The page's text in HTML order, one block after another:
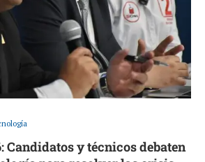
Candidatos y técnicos debaten